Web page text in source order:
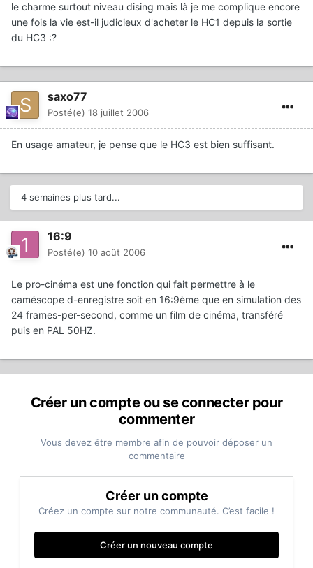
le charme surtout niveau dising mais là je me complique encore
une fois la vie est-il judicieux d'acheter le HC1 depuis la sortie
du HC3 :?
saxo77
Posté(e) 18 juillet 2006
En usage amateur, je pense que le HC3 est bien suffisant.
4 semaines plus tard...
16:9
Posté(e) 10 août 2006
Le pro-cinéma est une fonction qui fait permettre à le
caméscope d-enregistre soit en 16:9ème que en simulation des
24 frames-per-second, comme un film de cinéma, transféré
puis en PAL 50HZ.
Créer un compte ou se connecter pour
commenter
Vous devez être membre afin de pouvoir déposer un
commentaire
Créer un compte
Créez un compte sur notre communauté. C’est facile !
Créer un nouveau compte